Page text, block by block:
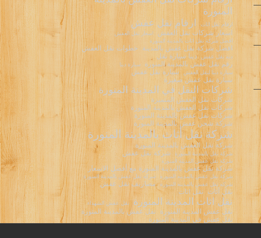
المنورة
ارقام نقل اثاث ارقام نقل عفش
اسعار شركات نقل العفش
اسعار نقل العفش
افضل شركة نقل اثاث بالمدينة المنورة
افضل شركة نقل عفش بالمدينة خطوات نقل العفش
دنه نقل عفش
دينا سيارة نقل
رقم نقل عفش بالمدينة المنورة
سيارة دينا
سيارة دينا لنقل العفش
سيارة نقل عفش
سيارة نقل عفش صغيرة
شركات النقل في المدينة المنورة
شركات نقل العفش المتميزة
شركات نقل العفش بالمدينة المنورة
شركات نقل عفش بالمدينة المنورة
شركة شحن عفش بالمدينة المنورة
شركة نقل أثاث بالمدينة المنورة
شركة نقل العفش بالمدينة المنورة
شركة نقل بالمدينة المنورة شركة نقل عفش
شركة نقل عفش المدينة المنورة
شركة نقل عفش بالمدينة المنورة مع أفضل الاسعار
شركة نقل عفش بالمدينه المنوره
شركه نقل عفش بالمدينة المنورة
شركه نقل عفش بالمدينه المنورة
مصاريف نقل عفش
نقل أثاث
نقل اثاث
نقل اثاث المدينة المنورة نقل عفش الشهداء
نقل عفش المدينة المنورة
نقل عفش بالمدينة المنورة
نقل عفش في المدينة المنورة